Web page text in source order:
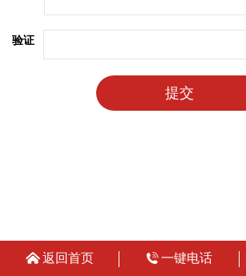
验证
提交
返回首页 一键电话